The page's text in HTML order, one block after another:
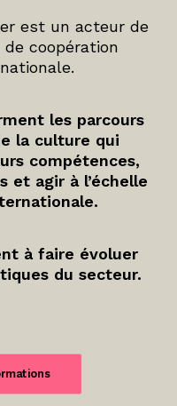
est un acteur de
coopération
les parcours
la culture qui
compétences,
et agir à l’échelle
à faire évoluer
du secteur.